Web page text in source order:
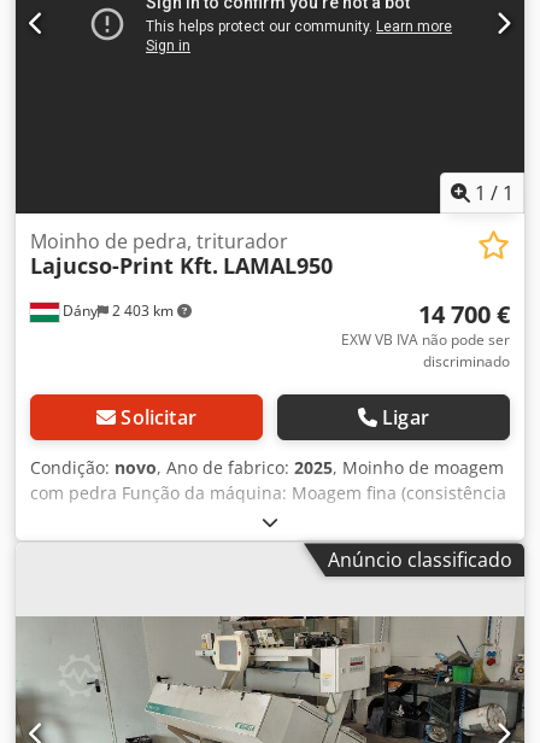
Motorização: 3 HP Inclui: painel de controle.
1 / 1
Dány 2 403 km
Moinho de pedra, triturador
Lajucso-Print Kft. LAMAL950
14 700 €
EXW VB IVA não pode ser
discriminado
Solicitar Ligar
Condição: novo, Ano de fabrico: 2025, Moinho de moagem
com pedra Função da máquina: Moagem fina (consistência
em pó, entre 25-100 microns). Durante a moagem com
pedra, as partículas tornam-se arredondadas e quebram-
se menos, tornando a farinha produzida fina e de toque
milho, arroz, centeio, grão-de-bico, painço, sorgo, trigo-
sarraceno, trigos ancestrais. - Plantas e frutas secas,
cebola, alho, pimentão, cenoura, legumes, cominho,
pimenta. Secos: framboesa, morango, ginja, amora. -
Sementes prensadas (resíduo seco após prensagem de
Anúncio classificado